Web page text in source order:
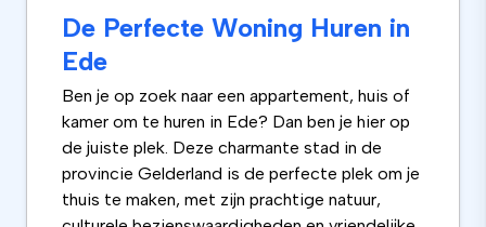
De Perfecte Woning Huren in
Ede
Ben je op zoek naar een appartement, huis of
kamer om te huren in Ede? Dan ben je hier op
de juiste plek. Deze charmante stad in de
provincie Gelderland is de perfecte plek om je
thuis te maken, met zijn prachtige natuur,